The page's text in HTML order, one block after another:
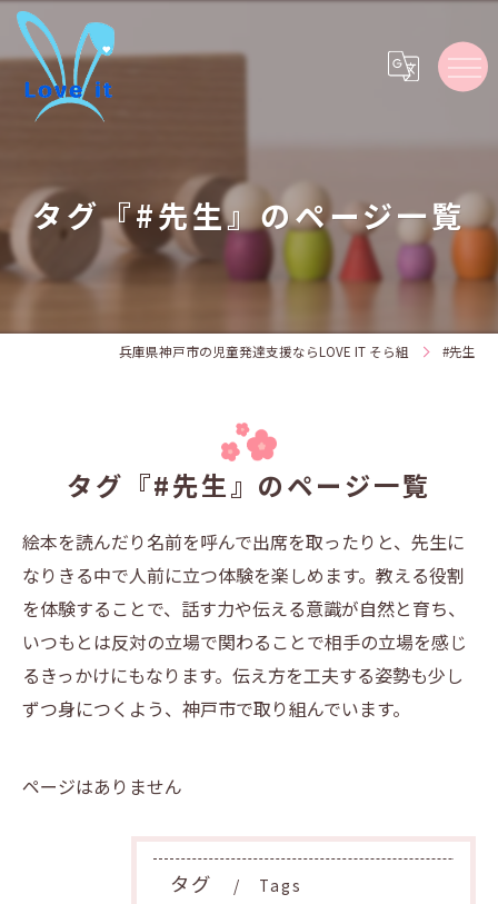
タグ『#先生』のページ一覧
兵庫県神戸市の児童発達支援ならLOVE IT そら組 #先生
タグ『#先生』のページ一覧
絵本を読んだり名前を呼んで出席を取ったりと、先生に
なりきる中で人前に立つ体験を楽しめます。教える役割
を体験することで、話す力や伝える意識が自然と育ち、
いつもとは反対の立場で関わることで相手の立場を感じ
るきっかけにもなります。伝え方を工夫する姿勢も少し
ずつ身につくよう、神戸市で取り組んでいます。
ページはありません
タグ Tags